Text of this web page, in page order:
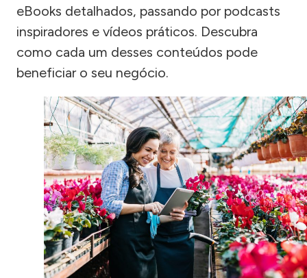
eBooks detalhados, passando por podcasts
inspiradores e vídeos práticos. Descubra
como cada um desses conteúdos pode
beneficiar o seu negócio.